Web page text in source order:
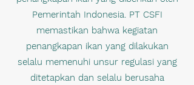
Pemerintah Indonesia. PT CSFI
memastikan bahwa kegiatan
penangkapan ikan yang dilakukan
selalu memenuhi unsur regulasi yang
ditetapkan dan selalu berusaha